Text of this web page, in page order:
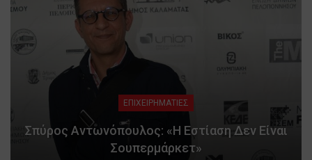
ΕΠΙΧΕΙΡΗΜΑΤΙΕΣ
Σπύρος Αντωνόπουλος: «Η Εστίαση Δεν Είναι
Σουπερμάρκετ»